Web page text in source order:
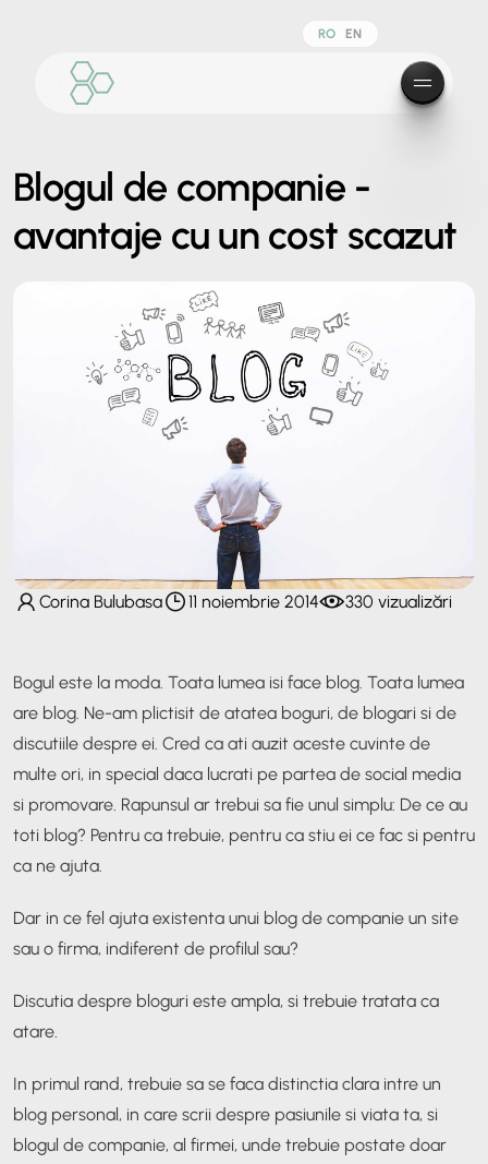
RO EN
Blogul de companie -
avantaje cu un cost scazut
Corina Bulubasa 11 noiembrie 2014 330 vizualizări
Bogul este la moda. Toata lumea isi face blog. Toata lumea
are blog. Ne-am plictisit de atatea boguri, de blogari si de
discutiile despre ei. Cred ca ati auzit aceste cuvinte de
multe ori, in special daca lucrati pe partea de social media
si promovare. Rapunsul ar trebui sa fie unul simplu: De ce au
toti blog? Pentru ca trebuie, pentru ca stiu ei ce fac si pentru
ca ne ajuta.
Dar in ce fel ajuta existenta unui blog de companie un site
sau o firma, indiferent de profilul sau?
Discutia despre bloguri este ampla, si trebuie tratata ca
atare.
In primul rand, trebuie sa se faca distinctia clara intre un
blog personal, in care scrii despre pasiunile si viata ta, si
blogul de companie, al firmei, unde trebuie postate doar